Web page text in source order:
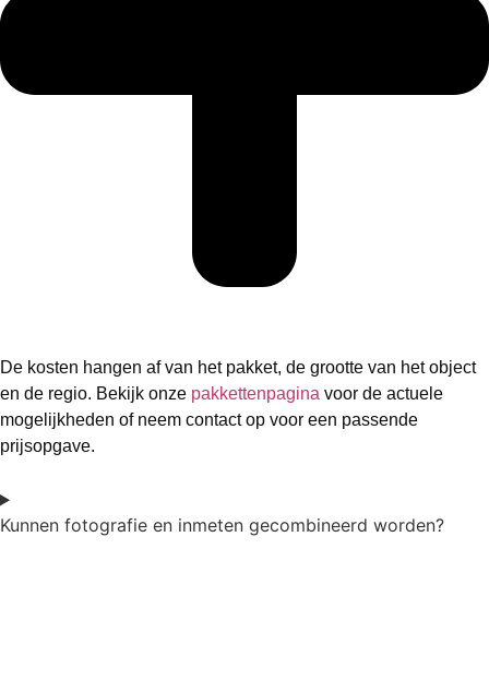
De kosten hangen af van het pakket, de grootte van het object
en de regio. Bekijk onze pakkettenpagina voor de actuele
mogelijkheden of neem contact op voor een passende
prijsopgave.
Kunnen fotografie en inmeten gecombineerd worden?